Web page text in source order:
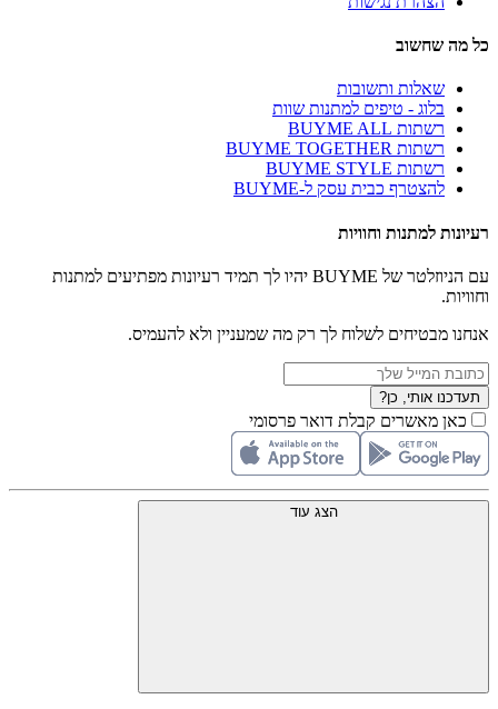
כל מה שחשוב
שאלות ותשובות
בלוג - טיפים למתנות שוות
רשתות BUYME ALL
רשתות BUYME TOGETHER
רשתות BUYME STYLE
להצטרף כבית עסק ל-BUYME
רעיונות למתנות וחוויות
עם הניוזלטר של BUYME יהיו לך תמיד רעיונות מפתיעים למתנות
וחוויות.
אנחנו מבטיחים לשלוח לך רק מה שמעניין ולא להעמיס.
תעדכנו אותי, כן?
כאן מאשרים קבלת דואר פרסומי
הצג עוד